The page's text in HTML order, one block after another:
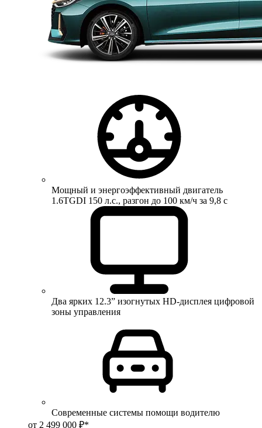
Мощный и энергоэффективный двигатель
1.6TGDI 150 л.с., разгон до 100 км/ч за 9,8 с
Два ярких 12.3” изогнутых HD-дисплея цифровой
зоны управления
Современные системы помощи водителю
от 2 499 000 ₽*